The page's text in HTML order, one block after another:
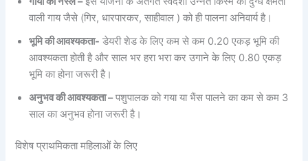
वाली गाय जैसे (गिर, धारपारकर, साहीवाल ) को ही पालना अनिवार्य है।
भूमि की आवश्यकता- डेयरी शेड के लिए कम से कम 0.20 एकड़ भूमि की
आवश्यकता होती है और साल भर हरा भरा कर उगाने के लिए 0.80 एकड़
भूमि का होना जरूरी है।
अनुभव की आवश्यकता –पशुपालक को गया या भैंस पालने का कम से कम 3
साल का अनुभव होना जरूरी है।
विशेष प्राथमिकता महिलाओं के लिए